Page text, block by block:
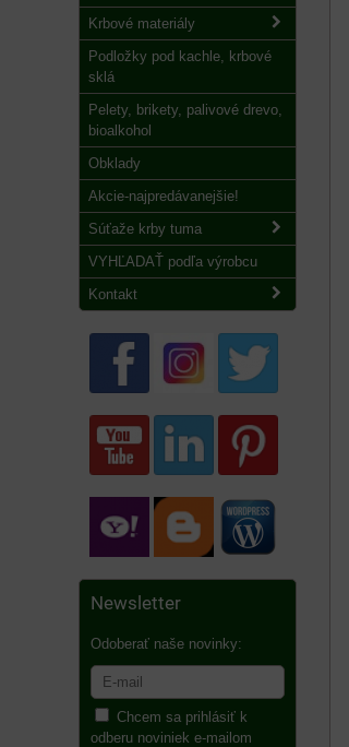
Krbové materiály
Podložky pod kachle, krbové
sklá
Pelety, brikety, palivové drevo,
bioalkohol
Obklady
Akcie-najpredávanejšie!
Súťaže krby tuma
VYHĽADAŤ podľa výrobcu
Kontakt
Newsletter
Odoberať naše novinky:
Chcem sa prihlásiť k
odberu noviniek e-mailom